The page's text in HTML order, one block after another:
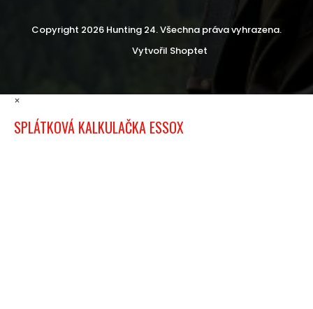
Vytvořil Shoptet
Copyright 2026 Hunting 24. Všechna práva vyhrazena.
×
SPLÁTKOVÁ KALKULAČKA ESSOX